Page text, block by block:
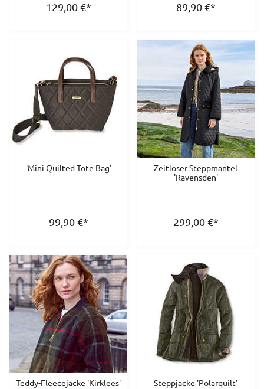
129,00€* 89,90€*
'Mini Quilted Tote Bag'
99,90€*
Zeitloser Steppmantel
'Ravensden'
299,00€*
Teddy-Fleecejacke 'Kirklees' Steppjacke 'Polarquilt'